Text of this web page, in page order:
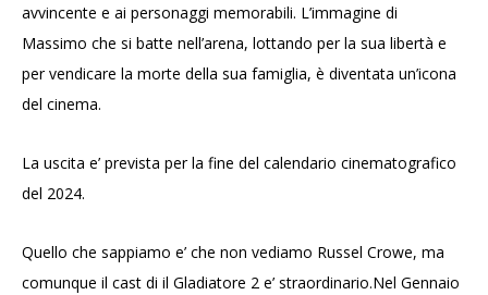
avvincente e ai personaggi memorabili. L’immagine di
Massimo che si batte nell’arena, lottando per la sua libertà e
per vendicare la morte della sua famiglia, è diventata un’icona
del cinema.
La uscita e’ prevista per la fine del calendario cinematografico
del 2024.
Quello che sappiamo e’ che non vediamo Russel Crowe, ma
comunque il cast di il Gladiatore 2 e’ straordinario.Nel Gennaio